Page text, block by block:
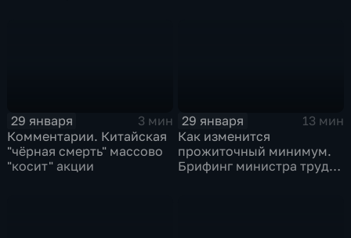
29 января
3 мин
Комментарии. Китайская
"чёрная смерть" массово
"косит" акции
29 января
13 мин
Как изменится
прожиточный минимум.
Брифинг министра труда